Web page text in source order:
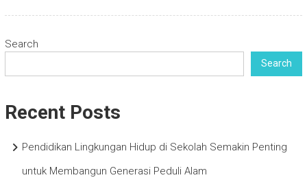
Search
Search
Recent Posts
Pendidikan Lingkungan Hidup di Sekolah Semakin Penting
untuk Membangun Generasi Peduli Alam